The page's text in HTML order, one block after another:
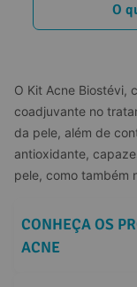
O
O Kit Acne Biostévi,
coadjuvante no
da pele, além de
antioxidante,
pele, como também
CONHEÇA OS
ACNE